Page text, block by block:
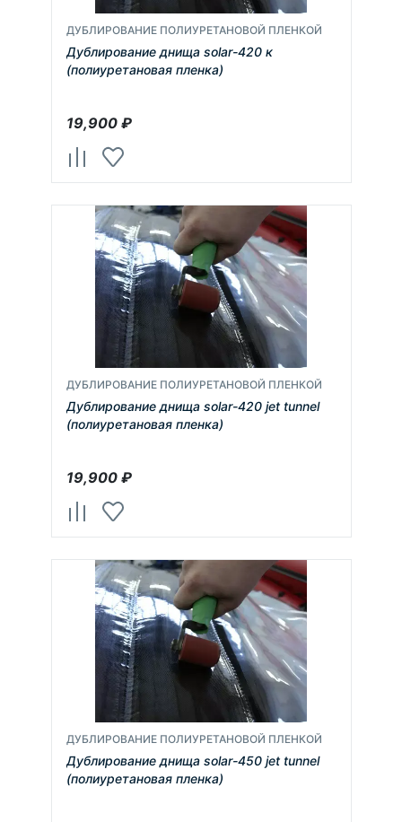
ДУБЛИРОВАНИЕ ПОЛИУРЕТАНОВОЙ ПЛЕНКОЙ
Дублирование днища solar-420 к
(полиуретановая пленка)
19,900₽
ДУБЛИРОВАНИЕ ПОЛИУРЕТАНОВОЙ ПЛЕНКОЙ
Дублирование днища solar-420 jet tunnel
(полиуретановая пленка)
19,900₽
ДУБЛИРОВАНИЕ ПОЛИУРЕТАНОВОЙ ПЛЕНКОЙ
Дублирование днища solar-450 jet tunnel
(полиуретановая пленка)